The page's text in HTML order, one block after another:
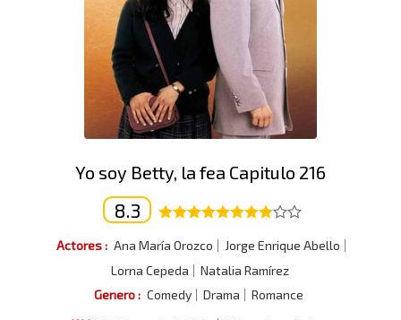
Yo soy Betty, la fea Capitulo 216
8.3
Actores : Ana María Orozco
Jorge Enrique Abello
Lorna Cepeda
Natalia Ramírez
Genero : Comedy Drama
Romance